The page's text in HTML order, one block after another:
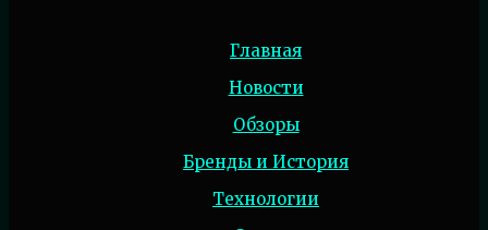
Главная
Новости
Обзоры
Бренды и История
Технологии